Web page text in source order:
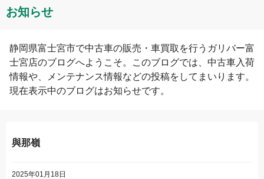
お知らせ
静岡県富士宮市で中古車の販売・車買取を行う ガリバー富
士宮店のブログへようこそ。このブログでは、中古車入荷
情報や、メンテナンス情報などの投稿をしてまいります。
現在表示中のブログはお知らせです。
與那嶺
2025年01月18日